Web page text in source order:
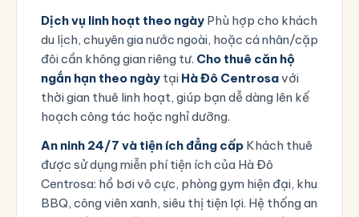
Dịch vụ linh hoạt theo ngày Phù hợp cho khách
du lịch, chuyên gia nước ngoài, hoặc cá nhân/cặp
đôi cần không gian riêng tư. Cho thuê căn hộ
ngắn hạn theo ngày tại Hà Đô Centrosavới
thời gian thuê linh hoạt, giúp bạn dễ dàng lên kế
hoạch công tác hoặc nghỉ dưỡng.
An ninh 24/7 và tiện ích đẳng cấp Khách thuê
được sử dụng miễn phí tiện ích của Hà Đô
Centrosa: hồ bơi vô cực, phòng gym hiện đại, khu
BBQ, công viên xanh, siêu thị tiện lợi. Hệ thống an